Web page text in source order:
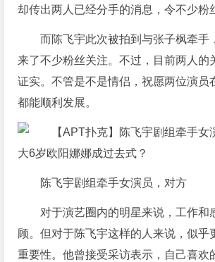
却传出两人已经分手的消息，令不少粉
而陈飞宇此次被拍到与张子枫牵手
来了不少粉丝关注。不过，目前两人的
证实。不管是不是情侣，祝愿两位演员
都能顺利发展。
陈飞宇剧组牵手女演员，对方
对于演艺圈内的明星来说，工作和
顾。但对于陈飞宇这样的人来说，似乎
重要性。他曾接受采访表示，自己喜欢